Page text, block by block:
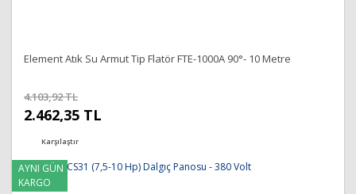
Element Atık Su Armut Tip Flatör FTE-1000A 90°- 10 Metre
4.103,92 TL
2.462,35 TL
Karşılaştır
AYNI GÜN
KARGO